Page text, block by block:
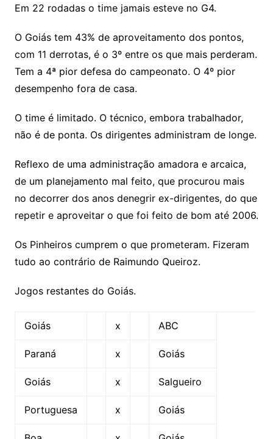
Em 22 rodadas o time jamais esteve no G4.
O Goiás tem 43% de aproveitamento dos pontos,
com 11 derrotas, é o 3º entre os que mais perderam.
Tem a 4ª pior defesa do campeonato. O 4º pior
desempenho fora de casa.
O time é limitado. O técnico, embora trabalhador,
não é de ponta. Os dirigentes administram de longe.
Reflexo de uma administração amadora e arcaica,
de um planejamento mal feito, que procurou mais
no decorrer dos anos denegrir ex-dirigentes, do que
repetir e aproveitar o que foi feito de bom até 2006.
Os Pinheiros cumprem o que prometeram. Fizeram
tudo ao contrário de Raimundo Queiroz.
Jogos restantes do Goiás.
Goiás x ABC
Paraná x Goiás
Goiás x Salgueiro
Portuguesa x Goiás